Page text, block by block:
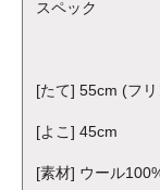
スペック
[たて] 55cm (フ
[よこ] 45cm
[素材] ウール